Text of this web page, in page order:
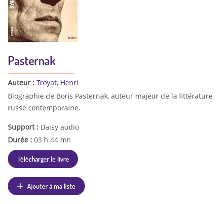
Pasternak
Auteur : Troyat, Henri
Biographie de Boris Pasternak, auteur majeur de la littérature
russe contemporaine.
Support : Daisy audio
Durée : 03 h 44 mn
Télécharger le livre
Ajouter à ma liste